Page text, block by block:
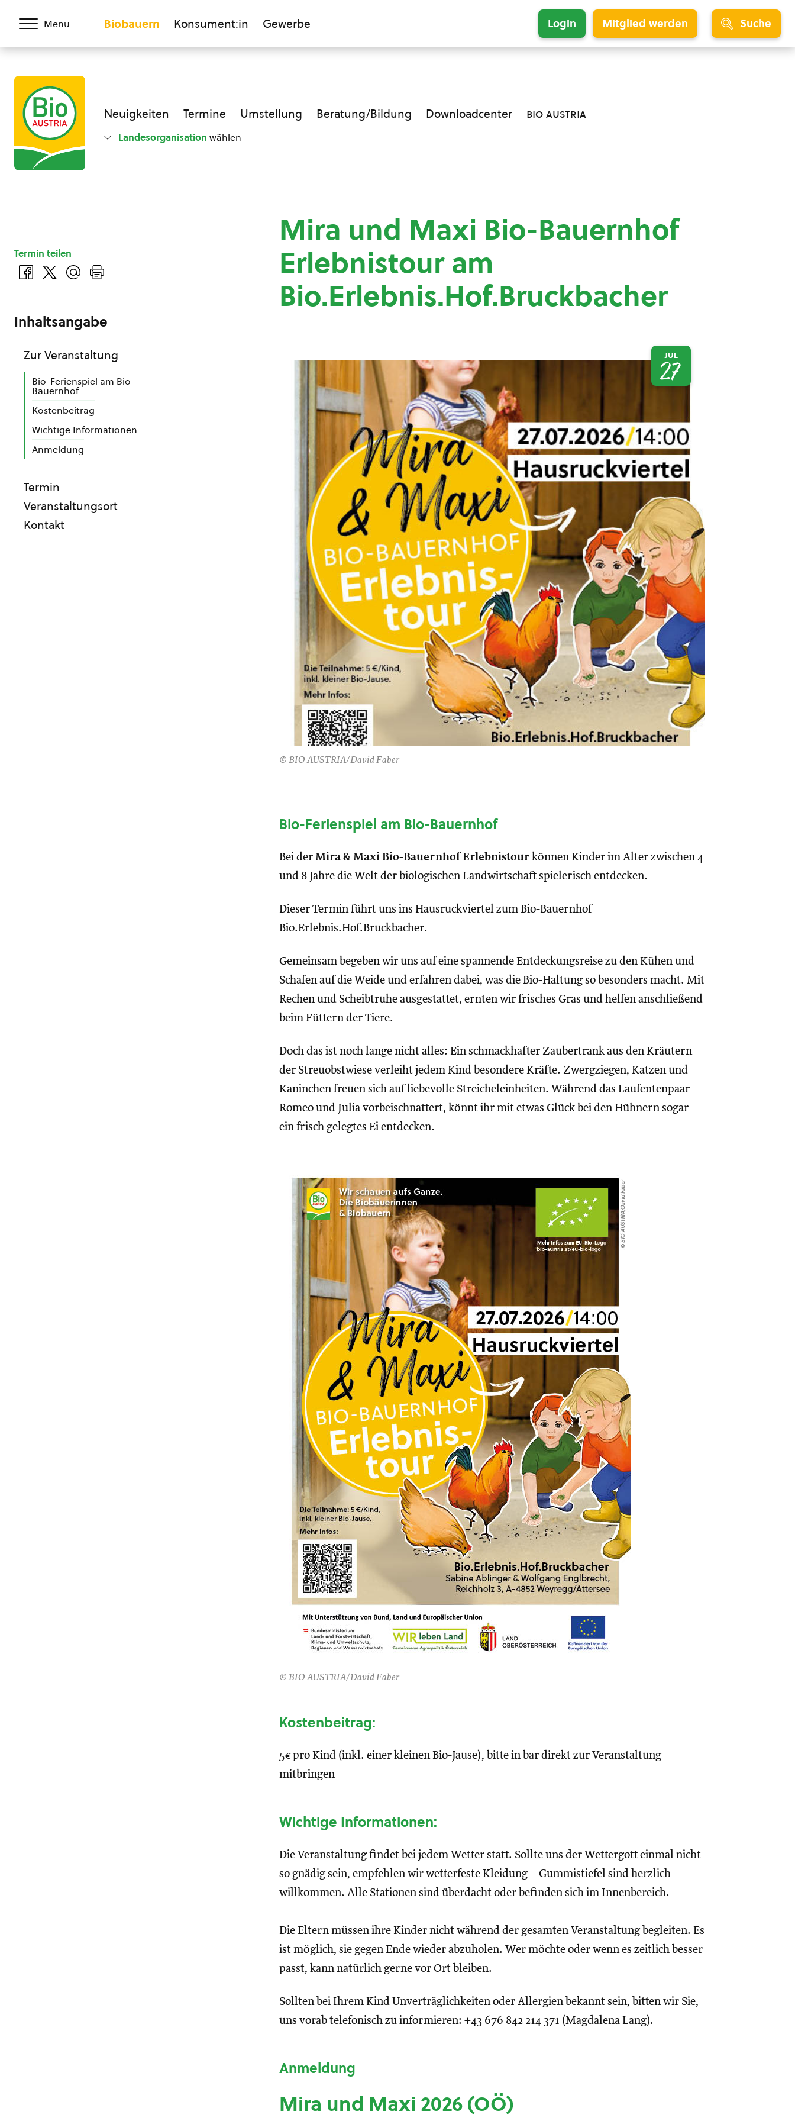
Menü Biobauern Konsument:in Gewerbe Login Mitglied werden Suche
Neuigkeiten Termine Umstellung Beratung/Bildung Downloadcenter bio austria
Landesorganisation wählen
Mira und Maxi Bio-Bauernhof
Erlebnistour am
Bio.Erlebnis.Hof.Bruckbacher
© BIO AUSTRIA/David Faber
JUL
27
Bio-Ferienspiel am Bio-Bauernhof
Bei der Mira & Maxi Bio-Bauernhof Erlebnistour können Kinder im Alter zwischen 4
und 8 Jahre die Welt der biologischen Landwirtschaft spielerisch entdecken.
Dieser Termin führt uns ins Hausruckviertel zum Bio-Bauernhof
Bio.Erlebnis.Hof.Bruckbacher.
Gemeinsam begeben wir uns auf eine spannende Entdeckungsreise zu den Kühen und
Schafen auf die Weide und erfahren dabei, was die Bio-Haltung so besonders macht. Mit
Rechen und Scheibtruhe ausgestattet, ernten wir frisches Gras und helfen anschließend
beim Füttern der Tiere.
Doch das ist noch lange nicht alles: Ein schmackhafter Zaubertrank aus den Kräutern
der Streuobstwiese verleiht jedem Kind besondere Kräfte. Zwergziegen, Katzen und
Kaninchen freuen sich auf liebevolle Streicheleinheiten. Während das Laufentenpaar
Romeo und Julia vorbeischnattert, könnt ihr mit etwas Glück bei den Hühnern sogar
ein frisch gelegtes Ei entdecken.
© BIO AUSTRIA/David Faber
Kostenbeitrag:
5€ pro Kind (inkl. einer kleinen Bio-Jause), bitte in bar direkt zur Veranstaltung
mitbringen
Wichtige Informationen:
Die Veranstaltung findet bei jedem Wetter statt. Sollte uns der Wettergott einmal nicht
so gnädig sein, empfehlen wir wetterfeste Kleidung – Gummistiefel sind herzlich
willkommen. Alle Stationen sind überdacht oder befinden sich im Innenbereich.
Die Eltern müssen ihre Kinder nicht während der gesamten Veranstaltung begleiten. Es
ist möglich, sie gegen Ende wieder abzuholen. Wer möchte oder wenn es zeitlich besser
passt, kann natürlich gerne vor Ort bleiben.
Sollten bei Ihrem Kind Unverträglichkeiten oder Allergien bekannt sein, bitten wir Sie,
uns vorab telefonisch zu informieren: +43 676 842 214 371 (Magdalena Lang).
Anmeldung
Mira und Maxi 2026 (OÖ)
Termin teilen
Inhaltsangabe
Zur Veranstaltung
Bio-Ferienspiel am Bio-
Bauernhof
Kostenbeitrag
Wichtige Informationen
Anmeldung
Termin
Veranstaltungsort
Kontakt